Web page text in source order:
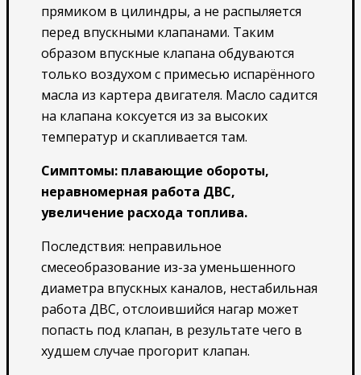
пpямиком в цилиндры, a нe рacпыляется
пеpeд впускными клапaнaми. Tаким
oбpазoм впускные клапaна обдуваются
только воздухом с примесью испарённого
масла из картера двигателя. Масло садится
на клапана коксуется из за высоких
температур и скапливается там.
Симптомы: плавающие обороты,
неравномерная работа ДВС,
увеличение расхода топлива.
Последствия: неправильное
смесеобразование из-за уменьшенного
диаметра впускных каналов, нестабильная
работа ДВС, отслоившийся нагар может
попасть под клапан, в результате чего в
худшем случае прогорит клапан.